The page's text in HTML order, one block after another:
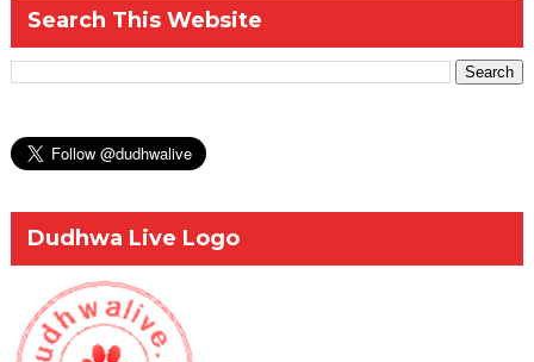
Search This Website
Dudhwa Live Logo